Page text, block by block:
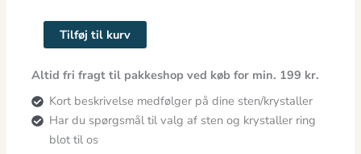
Tilføj til kurv
Altid fri fragt til pakkeshop ved køb for min. 199 kr.
Kort beskrivelse medfølger på dine sten/krystaller
Har du spørgsmål til valg af sten og krystaller ring
blot til os